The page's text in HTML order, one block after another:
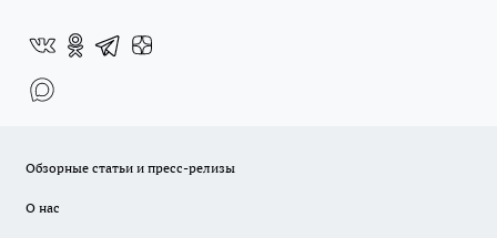
Обзорные статьи и пресс-релизы
О нас